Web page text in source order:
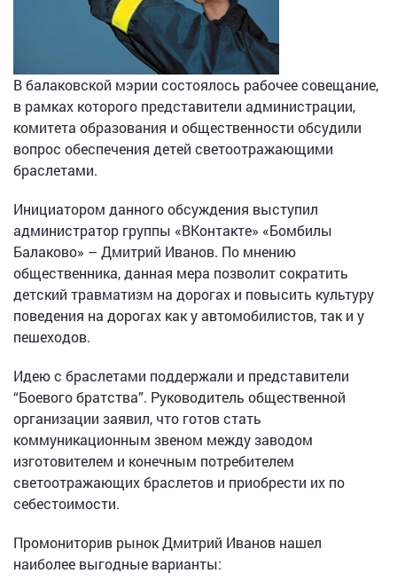
В балаковской мэрии состоялось рабочее совещание,
в рамках которого представители администрации,
комитета образования и общественности обсудили
вопрос обеспечения детей светоотражающими
браслетами.
Инициатором данного обсуждения выступил
администратор группы «ВКонтакте» «Бомбилы
Балаково» – Дмитрий Иванов. По мнению
общественника, данная мера позволит сократить
детский травматизм на дорогах и повысить культуру
поведения на дорогах как у автомобилистов, так и у
пешеходов.
Идею с браслетами поддержали и представители
“Боевого братства”. Руководитель общественной
организации заявил, что готов стать
коммуникационным звеном между заводом
изготовителем и конечным потребителем
светоотражающих браслетов и приобрести их по
себестоимости.
Промониторив рынок Дмитрий Иванов нашел
наиболее выгодные варианты: